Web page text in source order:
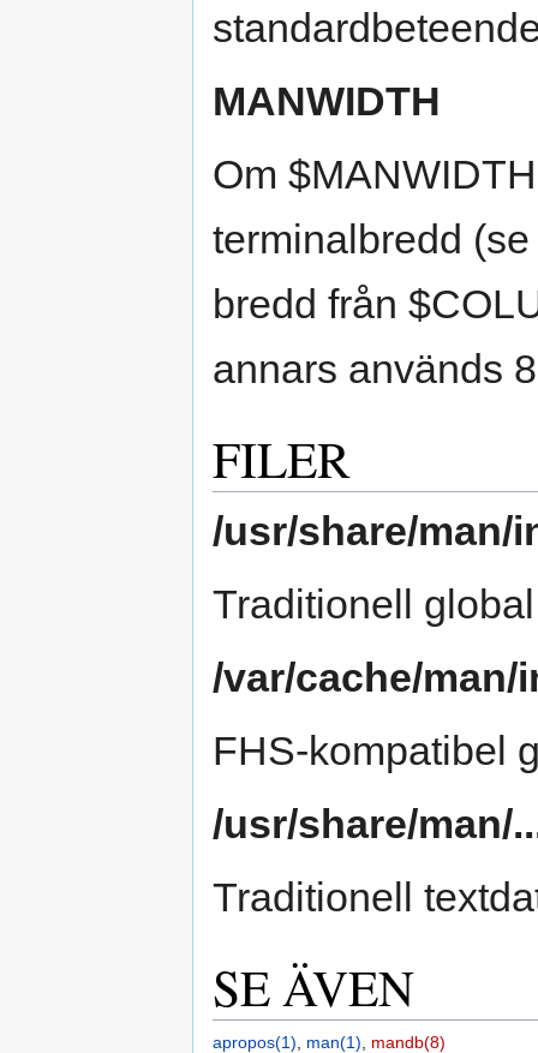
MANWIDTH
Om
terminalbredd
bredd från
annars används
FILER
/usr/share/man/
Traditionell
/var/cache/
FHS-kompatibel
/usr/share/man/
Traditionell
SE ÄVEN
apropos(1) man(1) mandb(8)